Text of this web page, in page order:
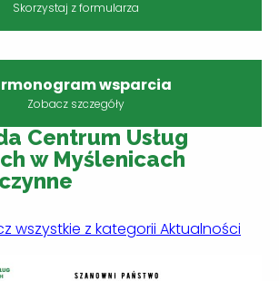
Skorzystaj z formularza
wsparcia
Zobacz szczegóły
Centrum Usług
w Myślenicach
wszystkie z kategorii Aktualności